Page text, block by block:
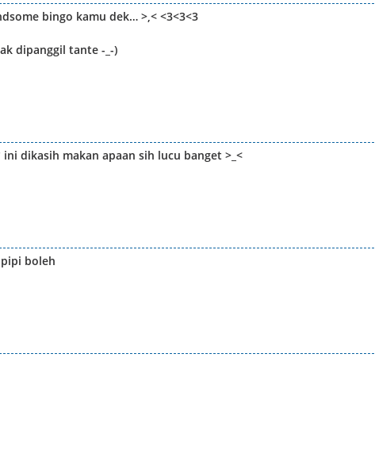
bingo kamu dek… >,< <3<3<3
dipanggil tante -_-)
ini dikasih makan apaan sih lucu banget >_<
boleh